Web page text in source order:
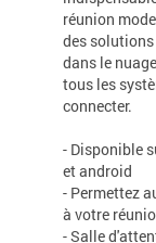
réunion
des
dans le
tous les
connecter.
- Disponible
et android
- Permettez
à votre
- Salle